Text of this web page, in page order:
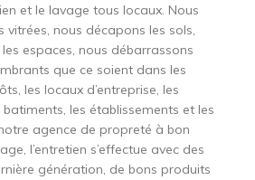
et le lavage tous locaux. Nous
vitrées, nous décapons les sols,
espaces, nous débarrassons
que ce soient dans les
les locaux d’entreprise, les
les établissements et les
agence de propreté à bon
l’entretien s’effectue avec des
génération, de bons produits